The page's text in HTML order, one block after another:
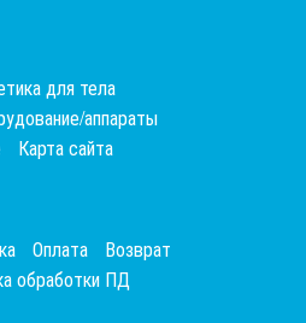
для тела
аппараты
Карта сайта
Оплата
Возврат
обработки ПД